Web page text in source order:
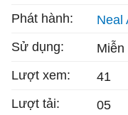
Phát hành:
Neal
Sử dụng:
Miễn
Lượt xem:
41
Lượt tải:
05